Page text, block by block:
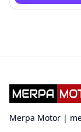
Merpa Motor |